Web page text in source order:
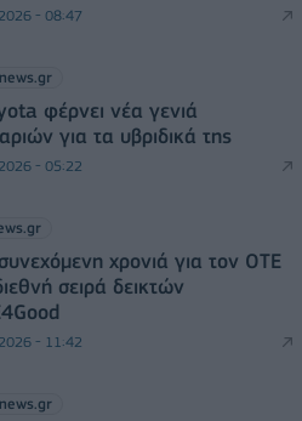
- 08:47
φέρνει νέα γενιά
για τα υβριδικά της
- 05:22
χρονιά για τον ΟΤΕ
σειρά δεικτών
- 11:42